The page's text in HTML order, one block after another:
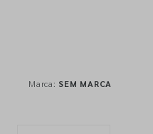
Marca: SEM MARCA